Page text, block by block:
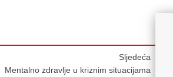
Sljedeća
Mentalno zdravlje u kriznim situacijama